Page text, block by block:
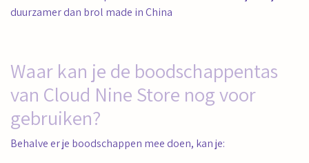
duurzamer dan brol made in China
Waar kan je de boodschappentas
van Cloud Nine Store nog voor
gebruiken?
Behalve er je boodschappen mee doen, kan je: